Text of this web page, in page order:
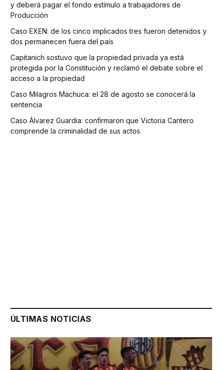
y deberá pagar el fondo estímulo a trabajadores de
Producción
Caso EXEN: de los cinco implicados tres fueron detenidos y
dos permanecen fuera del país
Capitanich sostuvo que la propiedad privada ya está
protegida por la Constitución y reclamó el debate sobre el
acceso a la propiedad
Caso Milagros Machuca: el 28 de agosto se conocerá la
sentencia
Caso Álvarez Guardia: confirmaron que Victoria Cantero
comprende la criminalidad de sus actos
ÚLTIMAS NOTICIAS